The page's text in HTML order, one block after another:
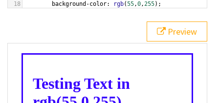
18
background-color: rgb(55,0,255);
bottom ,
white, rgb(55,0,255));
div class="textColor borderColor"
< h1>Testing Text in rgb(55,0,255)
Preview